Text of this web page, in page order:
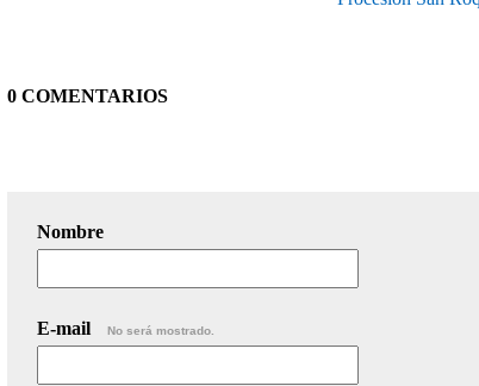
0 COMENTARIOS
Nombre
E-mail No será mostrado.